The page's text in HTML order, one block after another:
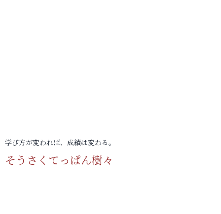
学び方が変われば、成績は変わる。
そうさくてっぱん樹々